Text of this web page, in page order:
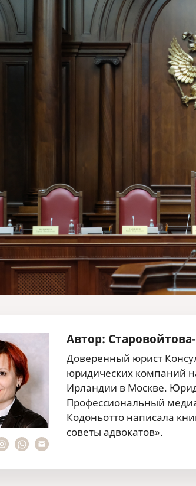
Автор:
Доверенный юрист
юридических компаний
Ирландии в Москве.
Профессиональный
Кодоньотто написала
советы адвокатов».